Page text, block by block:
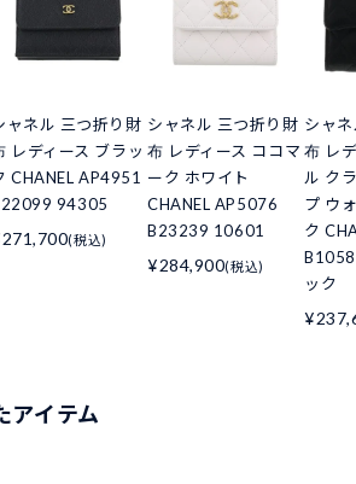
ャネル 三つ折り財
レディース ブラッ
CHANEL AP4951
94305
(税込)
シャネル 三つ折り財
布 レディース ココマ
ーク ホワイト
CHANEL AP5076
B23239 10601
¥284,900(税込)
シャ
布 レ
ル ク
プ ウ
ク
ック
アイテム